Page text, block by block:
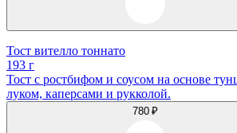
Тост вителло тоннато
193 г
Тост с ростбифом и соусом на основе
луком, каперсами и рукколой.
780 ₽